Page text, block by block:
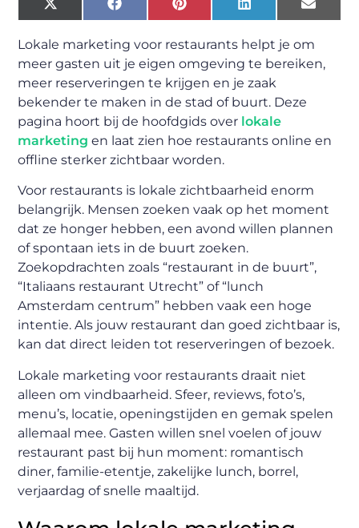
X
(Twitter)
FacebookPinterestLinkedIn Email
Lokale marketing voor restaurants helpt je om
meer gasten uit je eigen omgeving te bereiken,
meer reserveringen te krijgen en je zaak
bekender te maken in de stad of buurt. Deze
pagina hoort bij de hoofdgids over lokale
marketing en laat zien hoe restaurants online en
offline sterker zichtbaar worden.
Voor restaurants is lokale zichtbaarheid enorm
belangrijk. Mensen zoeken vaak op het moment
dat ze honger hebben, een avond willen plannen
of spontaan iets in de buurt zoeken.
Zoekopdrachten zoals “restaurant in de buurt”,
“Italiaans restaurant Utrecht” of “lunch
Amsterdam centrum” hebben vaak een hoge
intentie. Als jouw restaurant dan goed zichtbaar is,
kan dat direct leiden tot reserveringen of bezoek.
Lokale marketing voor restaurants draait niet
alleen om vindbaarheid. Sfeer, reviews, foto’s,
menu’s, locatie, openingstijden en gemak spelen
allemaal mee. Gasten willen snel voelen of jouw
restaurant past bij hun moment: romantisch
diner, familie-etentje, zakelijke lunch, borrel,
verjaardag of snelle maaltijd.